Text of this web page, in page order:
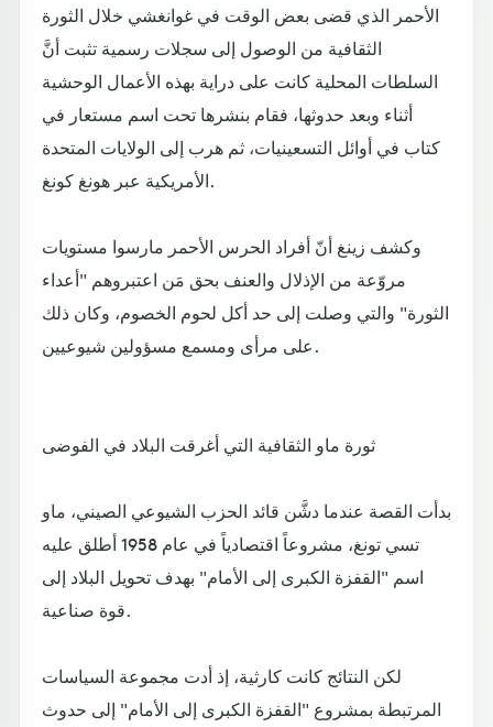
الأحمر الذي قضى بعض الوقت في غوانغشي خلال الثورة
الثقافية من الوصول إلى سجلات رسمية تثبت أنَّ
السلطات المحلية كانت على دراية بهذه الأعمال الوحشية
أثناء وبعد حدوثها، فقام بنشرها تحت اسم مستعار في
كتاب في أوائل التسعينيات، ثم هرب إلى الولايات المتحدة
الأمريكية عبر هونغ كونغ.
وكشف زينغ أنّ أفراد الحرس الأحمر مارسوا مستويات
مروّعة من الإذلال والعنف بحق مَن اعتبروهم "أعداء
الثورة" والتي وصلت إلى حد أكل لحوم الخصوم، وكان ذلك
على مرأى ومسمع مسؤولين شيوعيين.
ثورة ماو الثقافية التي أغرقت البلاد في الفوضى
بدأت القصة عندما دشَّن قائد الحزب الشيوعي الصيني، ماو
تسي تونغ، مشروعاً اقتصادياً في عام 1958 أطلق عليه
اسم "القفزة الكبرى إلى الأمام" بهدف تحويل البلاد إلى
قوة صناعية.
لكن النتائج كانت كارثية، إذ أدت مجموعة السياسات
المرتبطة بمشروع "القفزة الكبرى إلى الأمام" إلى حدوث